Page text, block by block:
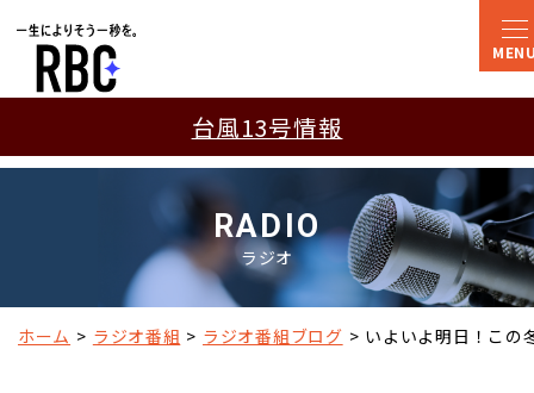
台風13号情報
RADIO
ラジオ
ホーム ラジオ番組 ラジオ番組ブログ いよいよ明日！この